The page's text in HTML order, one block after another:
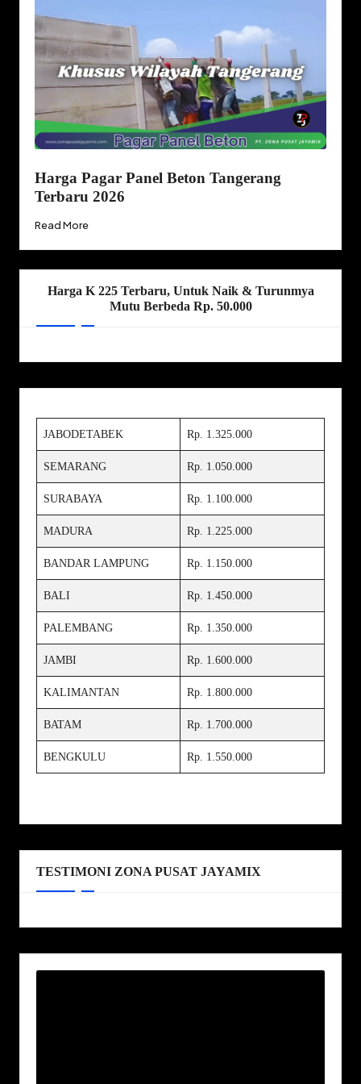
Harga Pagar Panel Beton Tangerang
Terbaru 2026
Read More
Harga K 225 Terbaru, Untuk Naik & Turunmya
Mutu Berbeda Rp. 50.000
JABODETABEK Rp. 1.325.000
SEMARANG Rp. 1.050.000
SURABAYA Rp. 1.100.000
MADURA Rp. 1.225.000
BANDAR LAMPUNG Rp. 1.150.000
BALI Rp. 1.450.000
PALEMBANG Rp. 1.350.000
JAMBI Rp. 1.600.000
KALIMANTAN Rp. 1.800.000
BATAM Rp. 1.700.000
BENGKULU Rp. 1.550.000
TESTIMONI ZONA PUSAT JAYAMIX